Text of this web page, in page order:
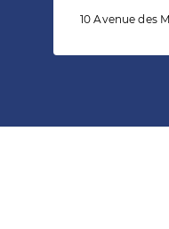
10 Avenue des